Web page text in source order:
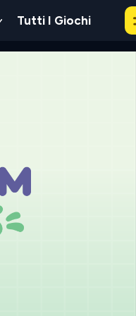
Show
For
Tutti I Giochi